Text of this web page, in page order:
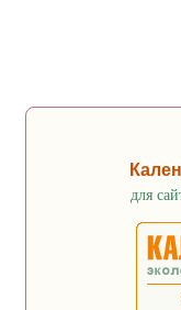
для